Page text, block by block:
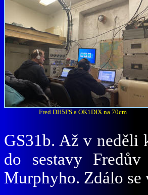
Fred DH5FS a OK1DIX na 70cm
GS31b. Až v neděli
do sestavy
Murphyho. Zdálo se